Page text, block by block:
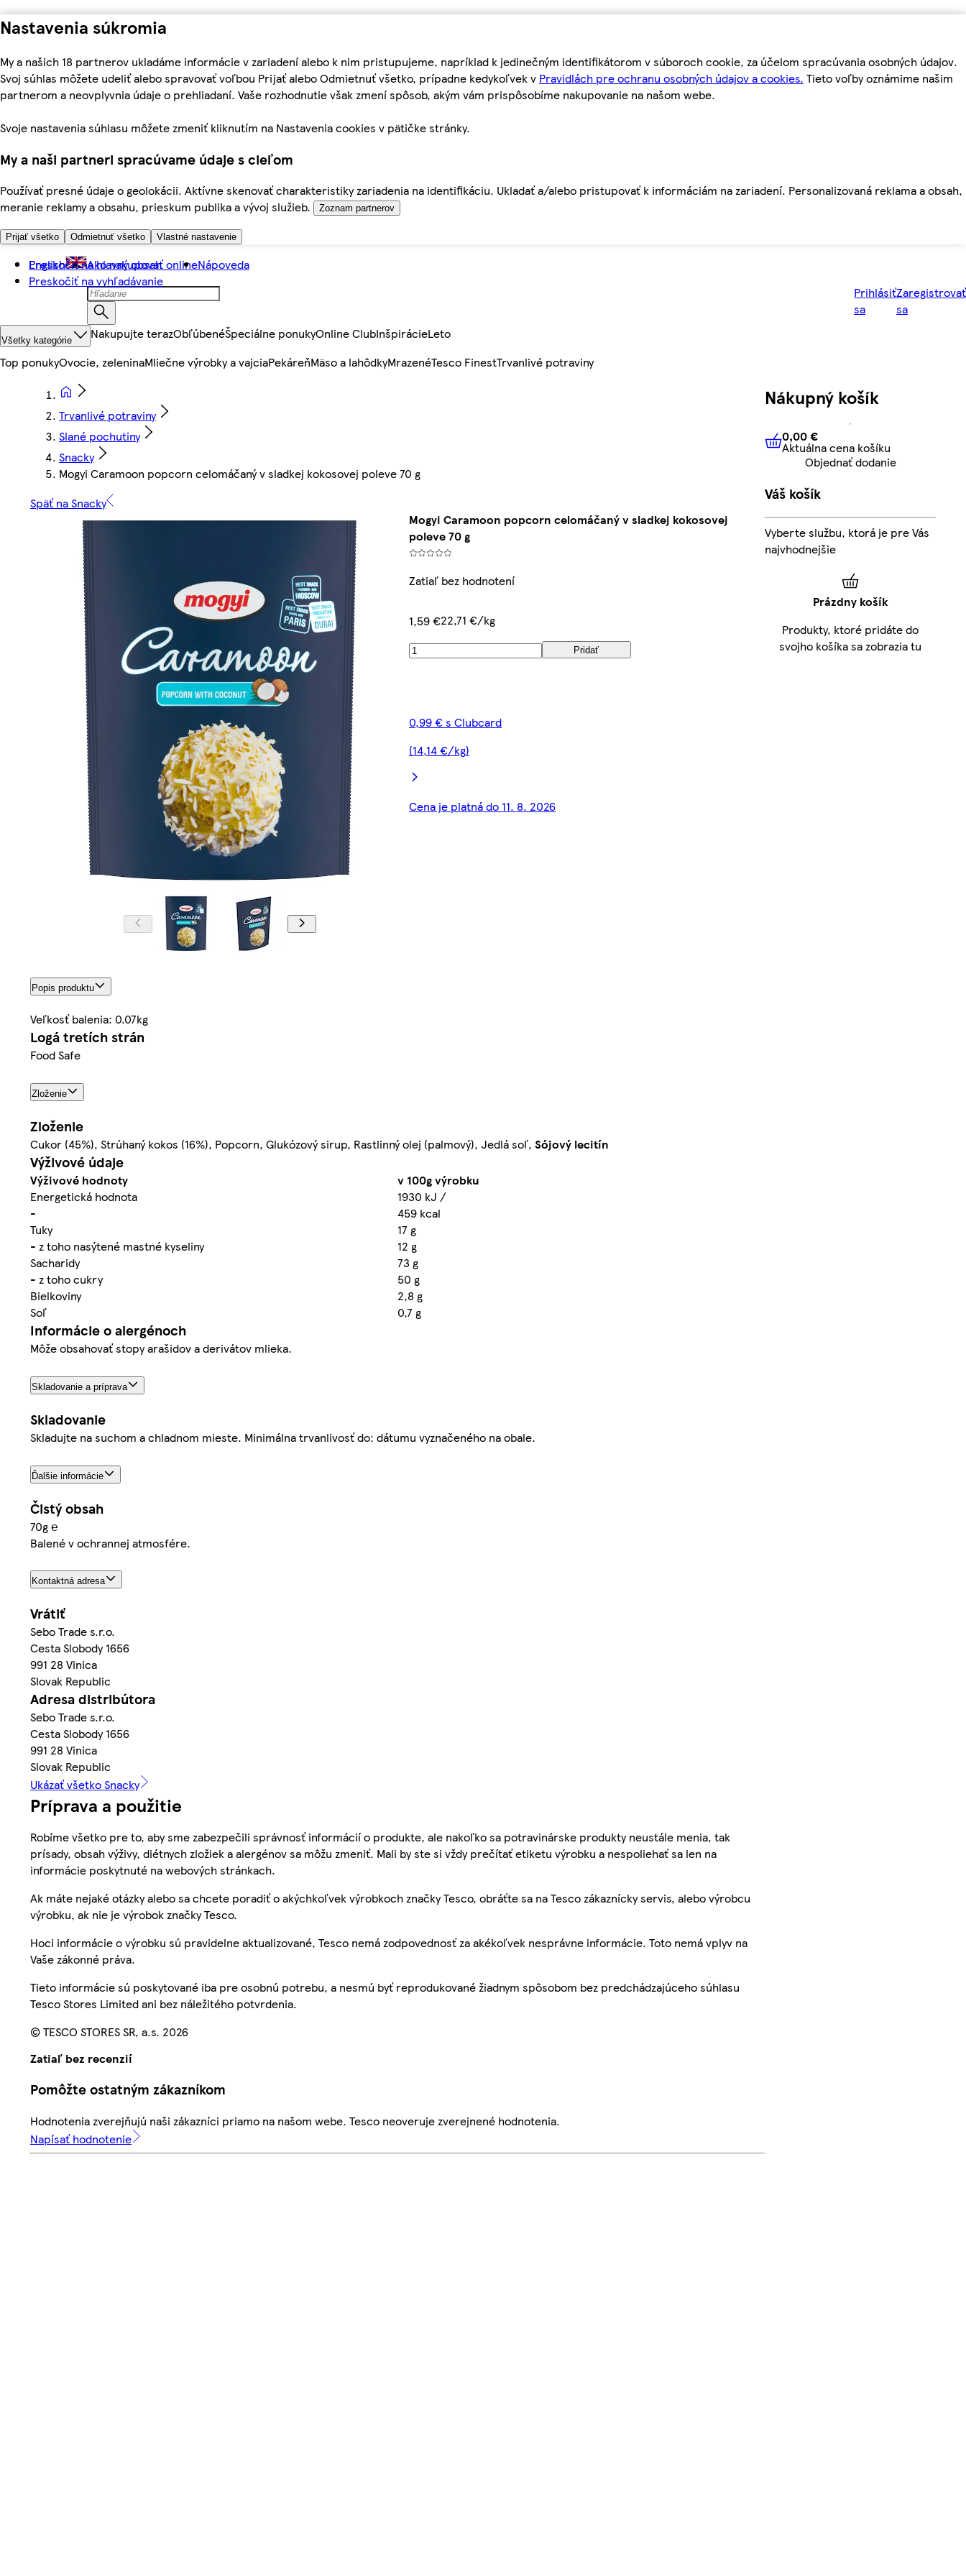
Nastavenia súkromia
My a našich 18 partnerov ukladáme informácie v zariadení alebo k nim pristupujeme, napríklad k jedinečným identifikátorom v súboroch cookie, za účelom spracúvania osobných údajov.
Svoj súhlas môžete udeliť alebo spravovať voľbou Prijať alebo Odmietnuť všetko, prípadne kedykoľvek v Pravidlách pre ochranu osobných údajov a cookies. Tieto voľby oznámime našim
partnerom a neovplyvnia údaje o prehliadaní. Vaše rozhodnutie však zmení spôsob, akým vám prispôsobíme nakupovanie na našom webe.
Svoje nastavenia súhlasu môžete zmeniť kliknutím na Nastavenia cookies v pätičke stránky.
My a naši partneri spracúvame údaje s cieľom
Používať presné údaje o geolokácii. Aktívne skenovať charakteristiky zariadenia na identifikáciu. Ukladať a/alebo pristupovať k informáciám na zariadení. Personalizovaná reklama a obsah,
meranie reklamy a obsahu, prieskum publika a vývoj služieb.
Zoznam partnerov
Prijať všetko Odmietnuť všetko Vlastné nastavenie
Preskočiť na hlavný obsah
Preskočiť na vyhľadávanie
English Ako nakupovať onlineNápoveda
Prihlásiť
sa
Zaregistrovať
sa
Všetky kategórie Nakupujte terazObľúbenéŠpeciálne ponukyOnline ClubInšpirácieLeto
Top ponukyOvocie, zeleninaMliečne výrobky a vajciaPekáreňMäso a lahôdkyMrazenéTesco FinestTrvanlivé potraviny
Trvanlivé potraviny
Slané pochutiny
Snacky
Mogyi Caramoon popcorn celomáčaný v sladkej kokosovej poleve 70 g
Späť na Snacky
Mogyi Caramoon popcorn celomáčaný v sladkej kokosovej
poleve 70 g
Zatiaľ bez hodnotení
1,59 €22,71 €/kg
Pridať
0,99 € s Clubcard
(14,14 €/kg)
Cena je platná do 11. 8. 2026
Popis produktu
Veľkosť balenia: 0.07kg
Logá tretích strán
Food Safe
Zloženie
Zloženie
Cukor (45%), Strúhaný kokos (16%), Popcorn, Glukózový sirup, Rastlinný olej (palmový), Jedlá soľ, Sójový lecitín
Výživové údaje
Výživové hodnoty
v 100g výrobku
Energetická hodnota
1930 kJ /
-
459 kcal
Tuky
17 g
- z toho nasýtené mastné kyseliny
12 g
Sacharidy
73 g
- z toho cukry
50 g
Bielkoviny
2,8 g
Soľ
0,7 g
Informácie o alergénoch
Môže obsahovať stopy arašidov a derivátov mlieka.
Skladovanie a príprava
Skladovanie
Skladujte na suchom a chladnom mieste. Minimálna trvanlivosť do: dátumu vyznačeného na obale.
Ďalšie informácie
Čistý obsah
70g ℮
Balené v ochrannej atmosfére.
Kontaktná adresa
Vrátiť
Sebo Trade s.r.o.
Cesta Slobody 1656
991 28 Vinica
Slovak Republic
Adresa distribútora
Sebo Trade s.r.o.
Cesta Slobody 1656
991 28 Vinica
Slovak Republic
Ukázať všetko Snacky
Príprava a použitie
Robíme všetko pre to, aby sme zabezpečili správnosť informácií o produkte, ale nakoľko sa potravinárske produkty neustále menia, tak
prísady, obsah výživy, diétnych zložiek a alergénov sa môžu zmeniť. Mali by ste si vždy prečítať etiketu výrobku a nespoliehať sa len na
informácie poskytnuté na webových stránkach.
Ak máte nejaké otázky alebo sa chcete poradiť o akýchkoľvek výrobkoch značky Tesco, obráťte sa na Tesco zákaznícky servis, alebo výrobcu
výrobku, ak nie je výrobok značky Tesco.
Hoci informácie o výrobku sú pravidelne aktualizované, Tesco nemá zodpovednosť za akékoľvek nesprávne informácie. Toto nemá vplyv na
Vaše zákonné práva.
Tieto informácie sú poskytované iba pre osobnú potrebu, a nesmú byť reprodukované žiadnym spôsobom bez predchádzajúceho súhlasu
Tesco Stores Limited ani bez náležitého potvrdenia.
© TESCO STORES SR, a.s. 2026
Zatiaľ bez recenzií
Pomôžte ostatným zákazníkom
Hodnotenia zverejňujú naši zákazníci priamo na našom webe. Tesco neoveruje zverejnené hodnotenia.
Napísať hodnotenie
Nákupný košík
0,00 € Aktuálna cena košíku
0,00 €
Aktuálna cena košíku
Objednať dodanie
Váš košík
Vyberte službu, ktorá je pre Vás
najvhodnejšie
Prázdny košík
Produkty, ktoré pridáte do
svojho košíka sa zobrazia tu